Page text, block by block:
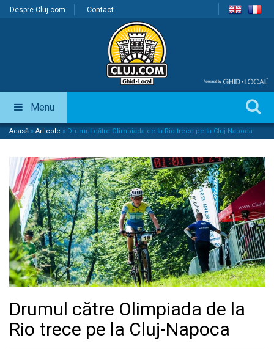
Despre Cluj.com Contact
Menu
Acasă » Articole » Drumul către Olimpiada de la Rio trece pe la Cluj-Napoca
Drumul către Olimpiada de la
Rio trece pe la Cluj-Napoca